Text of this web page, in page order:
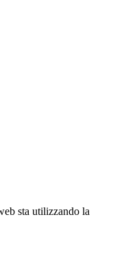
sta utilizzando la